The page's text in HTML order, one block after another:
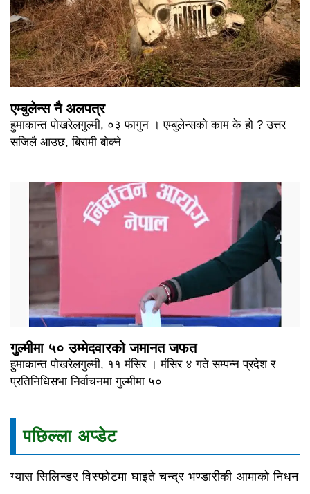
एम्बुलेन्स नै अलपत्र
हुमाकान्त पोखरेलगुल्मी, ०३ फागुन । एम्बुलेन्सको काम के हो ? उत्तर
सजिलै आउछ, बिरामी बोक्ने
गुल्मीमा ५० उम्मेदवारको जमानत जफत
हुमाकान्त पोखरेलगुल्मी, ११ मंसिर । मंसिर ४ गते सम्पन्न प्रदेश र
प्रतिनिधिसभा निर्वाचनमा गुल्मीमा ५०
पछिल्ला अप्डेट
ग्यास सिलिन्डर विस्फोटमा घाइते चन्द्र भण्डारीकी आमाको निधन